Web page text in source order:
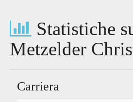
Statistiche
Metzelder
Carriera